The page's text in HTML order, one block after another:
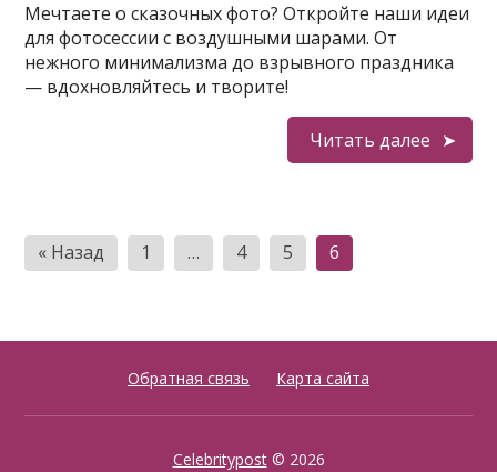
Мечтаете о сказочных фото? Откройте наши идеи
для фотосессии с воздушными шарами. От
нежного минимализма до взрывного праздника
— вдохновляйтесь и творите!
Читать далее
Пагинация
записей
« Назад 1 … 4 5 6
Обратная связь Карта сайта
Celebritypost© 2026